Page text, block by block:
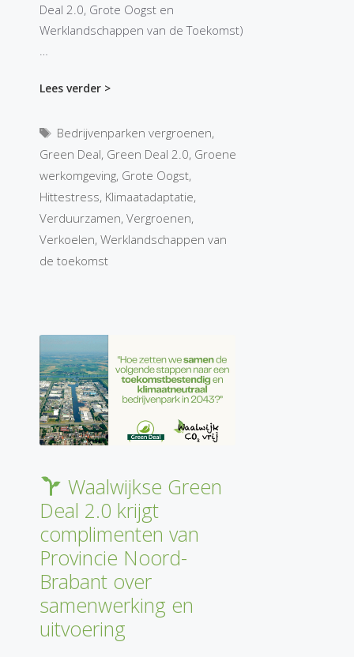
Deal 2.0, Grote Oogst en
Werklandschappen van de Toekomst)
Lees verder >
Tags
Bedrijvenparken vergroenen,
Green Deal, Green Deal 2.0, Groene
werkomgeving, Grote Oogst,
Hittestress, Klimaatadaptatie,
Verduurzamen, Vergroenen,
Verkoelen, Werklandschappen van
de toekomst
Waalwijkse Green
Deal 2.0 krijgt
complimenten van
Provincie Noord-
Brabant over
samenwerking en
uitvoering